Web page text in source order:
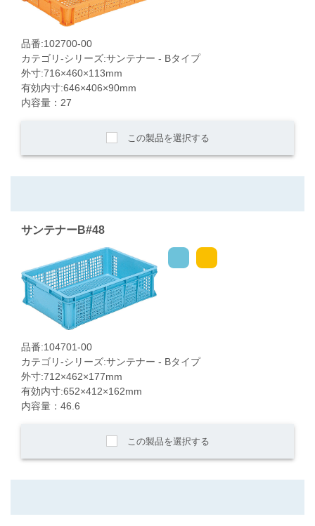
品番:102700-00
カテゴリ-シリーズ:サンテナー - Bタイプ
外寸:716×460×113mm
有効内寸:646×406×90mm
内容量：27
この製品を選択する
サンテナーB#48
品番:104701-00
カテゴリ-シリーズ:サンテナー - Bタイプ
外寸:712×462×177mm
有効内寸:652×412×162mm
内容量：46.6
この製品を選択する